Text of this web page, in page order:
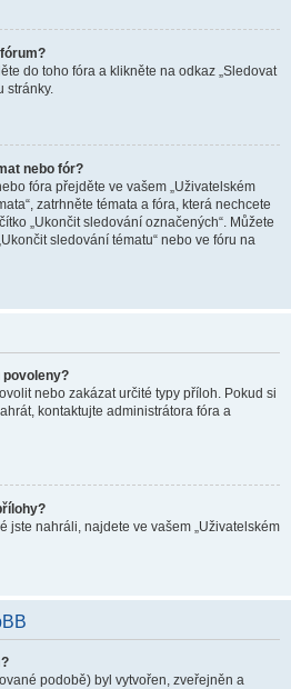
do toho fóra a klikněte na odkaz „Sledovat
stránky.
nebo fór?
fóra přejděte ve vašem „Uživatelském
zatrhněte témata a fóra, která nechcete
„Ukončit sledování označených“. Můžete
sledování tématu“ nebo ve fóru na
nebo zakázat určité typy příloh. Pokud si
kontaktujte administrátora fóra a
jste nahráli, najdete ve vašem „Uživatelském
podobě) byl vytvořen, zveřejněn a